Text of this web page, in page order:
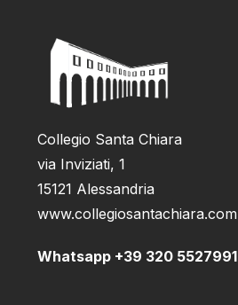
Collegio Santa Chiara
via Inviziati, 1
15121 Alessandria
www.collegiosantachiara.com
Whatsapp +39 320 5527991